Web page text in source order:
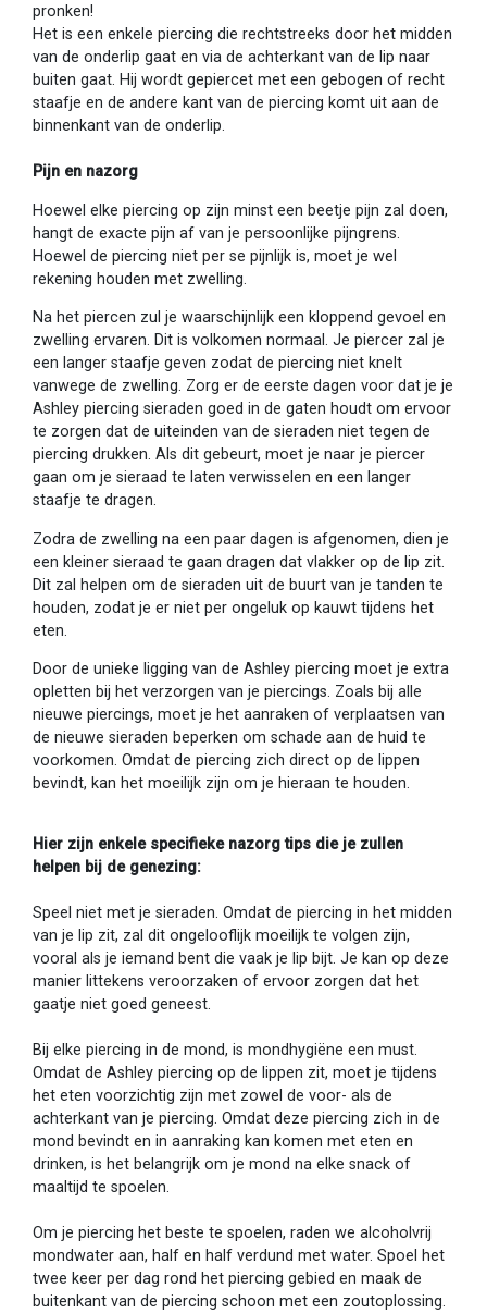
pronken!
Het is een enkele piercing die rechtstreeks door het midden
van de onderlip gaat en via de achterkant van de lip naar
buiten gaat. Hij wordt gepiercet met een gebogen of recht
staafje en de andere kant van de piercing komt uit aan de
binnenkant van de onderlip.
Pijn en nazorg
Hoewel elke piercing op zijn minst een beetje pijn zal doen,
hangt de exacte pijn af van je persoonlijke pijngrens.
Hoewel de piercing niet per se pijnlijk is, moet je wel
rekening houden met zwelling.
Na het piercen zul je waarschijnlijk een kloppend gevoel en
zwelling ervaren. Dit is volkomen normaal. Je piercer zal je
een langer staafje geven zodat de piercing niet knelt
vanwege de zwelling. Zorg er de eerste dagen voor dat je je
Ashley piercing sieraden goed in de gaten houdt om ervoor
te zorgen dat de uiteinden van de sieraden niet tegen de
piercing drukken. Als dit gebeurt, moet je naar je piercer
gaan om je sieraad te laten verwisselen en een langer
staafje te dragen.
Zodra de zwelling na een paar dagen is afgenomen, dien je
een kleiner sieraad te gaan dragen dat vlakker op de lip zit.
Dit zal helpen om de sieraden uit de buurt van je tanden te
houden, zodat je er niet per ongeluk op kauwt tijdens het
eten.
Door de unieke ligging van de Ashley piercing moet je extra
opletten bij het verzorgen van je piercings. Zoals bij alle
nieuwe piercings, moet je het aanraken of verplaatsen van
de nieuwe sieraden beperken om schade aan de huid te
voorkomen. Omdat de piercing zich direct op de lippen
bevindt, kan het moeilijk zijn om je hieraan te houden.
Hier zijn enkele specifieke nazorg tips die je zullen
helpen bij de genezing:
Speel niet met je sieraden. Omdat de piercing in het midden
van je lip zit, zal dit ongelooflijk moeilijk te volgen zijn,
vooral als je iemand bent die vaak je lip bijt. Je kan op deze
manier littekens veroorzaken of ervoor zorgen dat het
gaatje niet goed geneest.
Bij elke piercing in de mond, is mondhygiëne een must.
Omdat de Ashley piercing op de lippen zit, moet je tijdens
het eten voorzichtig zijn met zowel de voor- als de
achterkant van je piercing. Omdat deze piercing zich in de
mond bevindt en in aanraking kan komen met eten en
drinken, is het belangrijk om je mond na elke snack of
maaltijd te spoelen.
Om je piercing het beste te spoelen, raden we alcoholvrij
mondwater aan, half en half verdund met water. Spoel het
twee keer per dag rond het piercing gebied en maak de
buitenkant van de piercing schoon met een zoutoplossing.